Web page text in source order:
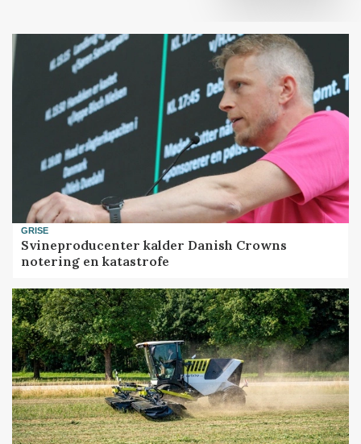
GRISE
Svineproducenter kalder Danish Crowns
notering en katastrofe